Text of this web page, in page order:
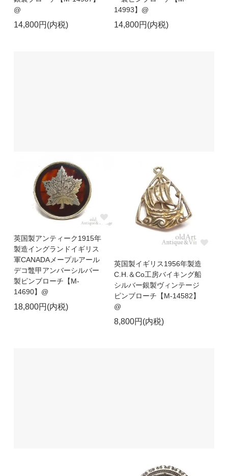
@
14,800円(内税)
14993】@
14,800円(内税)
英国製アンティーク1915年
製造イングランドイギリス
軍CANADAメープルアール
デコ鼈甲アンバーシルバー
製ピンブローチ【M-
14690】@
18,800円(内税)
英国製イギリス1956年製造
C.H.＆Co工房バイキング船
シルバー銀製ヴィンテージ
ピンブローチ【M-14582】
@
8,800円(内税)